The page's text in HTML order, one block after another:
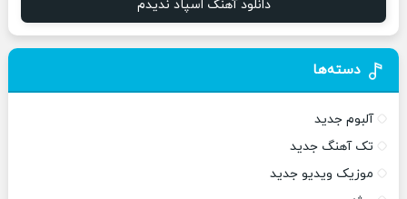
دانلود آهنگ اسپاد ندیدم
دسته‌ها
آلبوم جدید
تک آهنگ جدید
موزیک ویدیو جدید